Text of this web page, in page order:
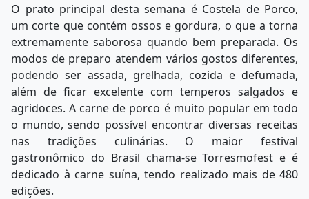
O prato principal desta semana é Costela de Porco,
um corte que contém ossos e gordura, o que a torna
extremamente saborosa quando bem preparada. Os
modos de preparo atendem vários gostos diferentes,
podendo ser assada, grelhada, cozida e defumada,
além de ficar excelente com temperos salgados e
agridoces. A carne de porco é muito popular em todo
o mundo, sendo possível encontrar diversas receitas
nas tradições culinárias. O maior festival
gastronômico do Brasil chama-se Torresmofest e é
dedicado à carne suína, tendo realizado mais de 480
edições.